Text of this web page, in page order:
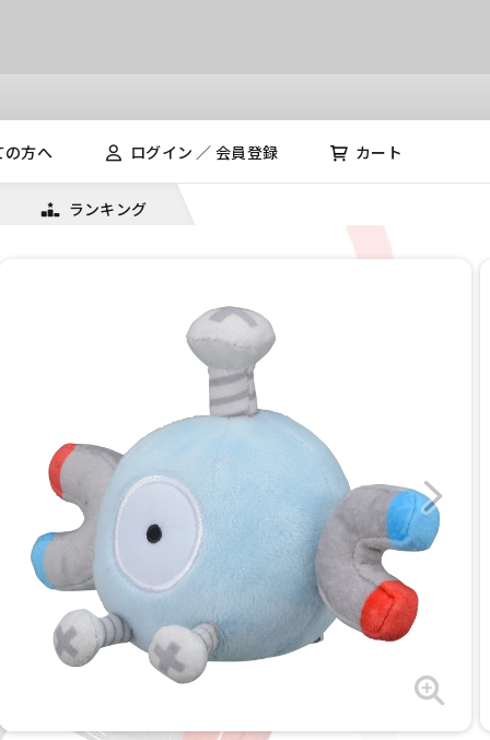
の方へ ログイン ／ 会員登録 カート
ランキング